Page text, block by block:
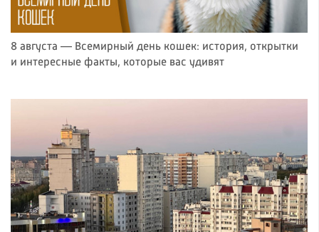
8 августа — Всемирный день кошек: история, открытки
и интересные факты, которые вас удивят